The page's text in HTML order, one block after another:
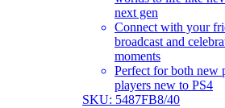
next gen
Connect with your
broadcast and
moments
Perfect for both new
players new to PS4
SKU: 5487FB8/40